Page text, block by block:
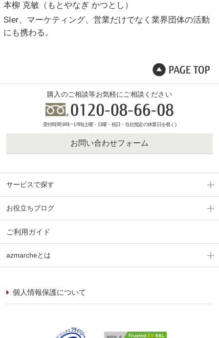
本柳 克敏（もとやなぎ かつとし）
SIer、マーケティング、営業だけでなく業界団体の活動
にも携わる。
購入のご相談等お気軽にご相談ください
受付時間 9時 ~17時(土曜・日曜・祝日・当社指定の休業日を覗く)
お問い合わせフォーム
サービスで探す
お役立ちブログ
ご利用ガイド
azmarcheとは
個人情報保護について